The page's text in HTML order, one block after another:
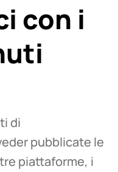
con i
di
pubblicate le
piattaforme, i